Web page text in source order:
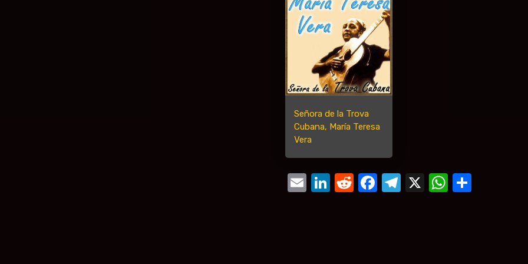
Señora de la Trova
Cubana, María Teresa
Vera
Email
LinkedIn
Reddit
Facebook
Telegram
X